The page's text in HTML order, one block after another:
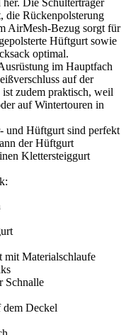
die Rückenpolsterung
AirMesh-Bezug sorgt für
Hüftgurt sowie
optimal.
im Hauptfach
auf der
zudem praktisch, weil
auf Wintertouren in
und Hüftgurt sind perfekt
der Hüftgurt
Klettersteiggurt
mit Materialschlaufe
Schnalle
dem Deckel